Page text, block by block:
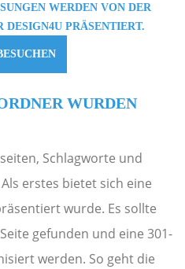
WERDEN VON DER
DESIGN4U PRÄSENTIERT.
WURDEN
Schlagworte und
erstes bietet sich eine
wurde. Es sollte
gefunden und eine 301-
werden. So geht die